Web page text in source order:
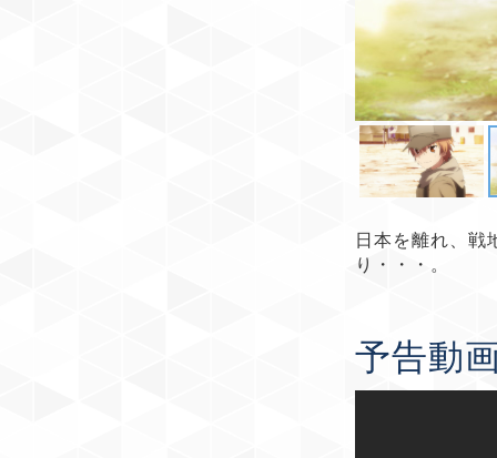
日本を離れ、戦
り・・・。
予告動